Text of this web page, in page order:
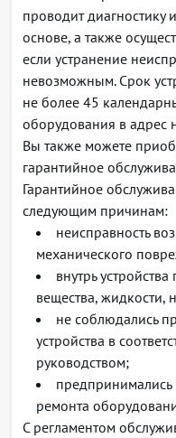
проводит диагностику
основе, а также
если устранение
невозможным. Срок
не более 45
оборудования в адрес
Вы также можете
гарантийное
Гарантийное
следующим причинам:
неисправность
механического
внутрь
вещества, жидкости,
не соблюдались
устройства в
руководством;
предпринимались
ремонта
С регламентом